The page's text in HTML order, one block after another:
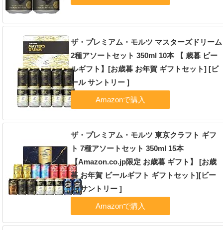
ザ・プレミアム・モルツ マスターズドリーム
2種アソートセット 350ml 10本 【 歳暮 ビー
ルギフト】[お歳暮 お年賀 ギフトセット] [ビ
ール サントリー ]
ザ・プレミアム・モルツ 東京クラフト ギフ
ト 7種アソートセット 350ml 15本
【Amazon.co.jp限定 お歳暮 ギフト】 [お歳
暮 お年賀 ビールギフト ギフトセット][ビー
ル サントリー ]